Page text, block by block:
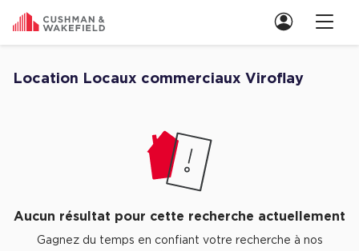
Location de Bureaux à Paris
Location de Bureaux à Lyon
Nous contacter
Location Locaux commerciaux Viroflay
Aucun résultat pour cette recherche actuellement
Gagnez du temps en confiant votre recherche à nos